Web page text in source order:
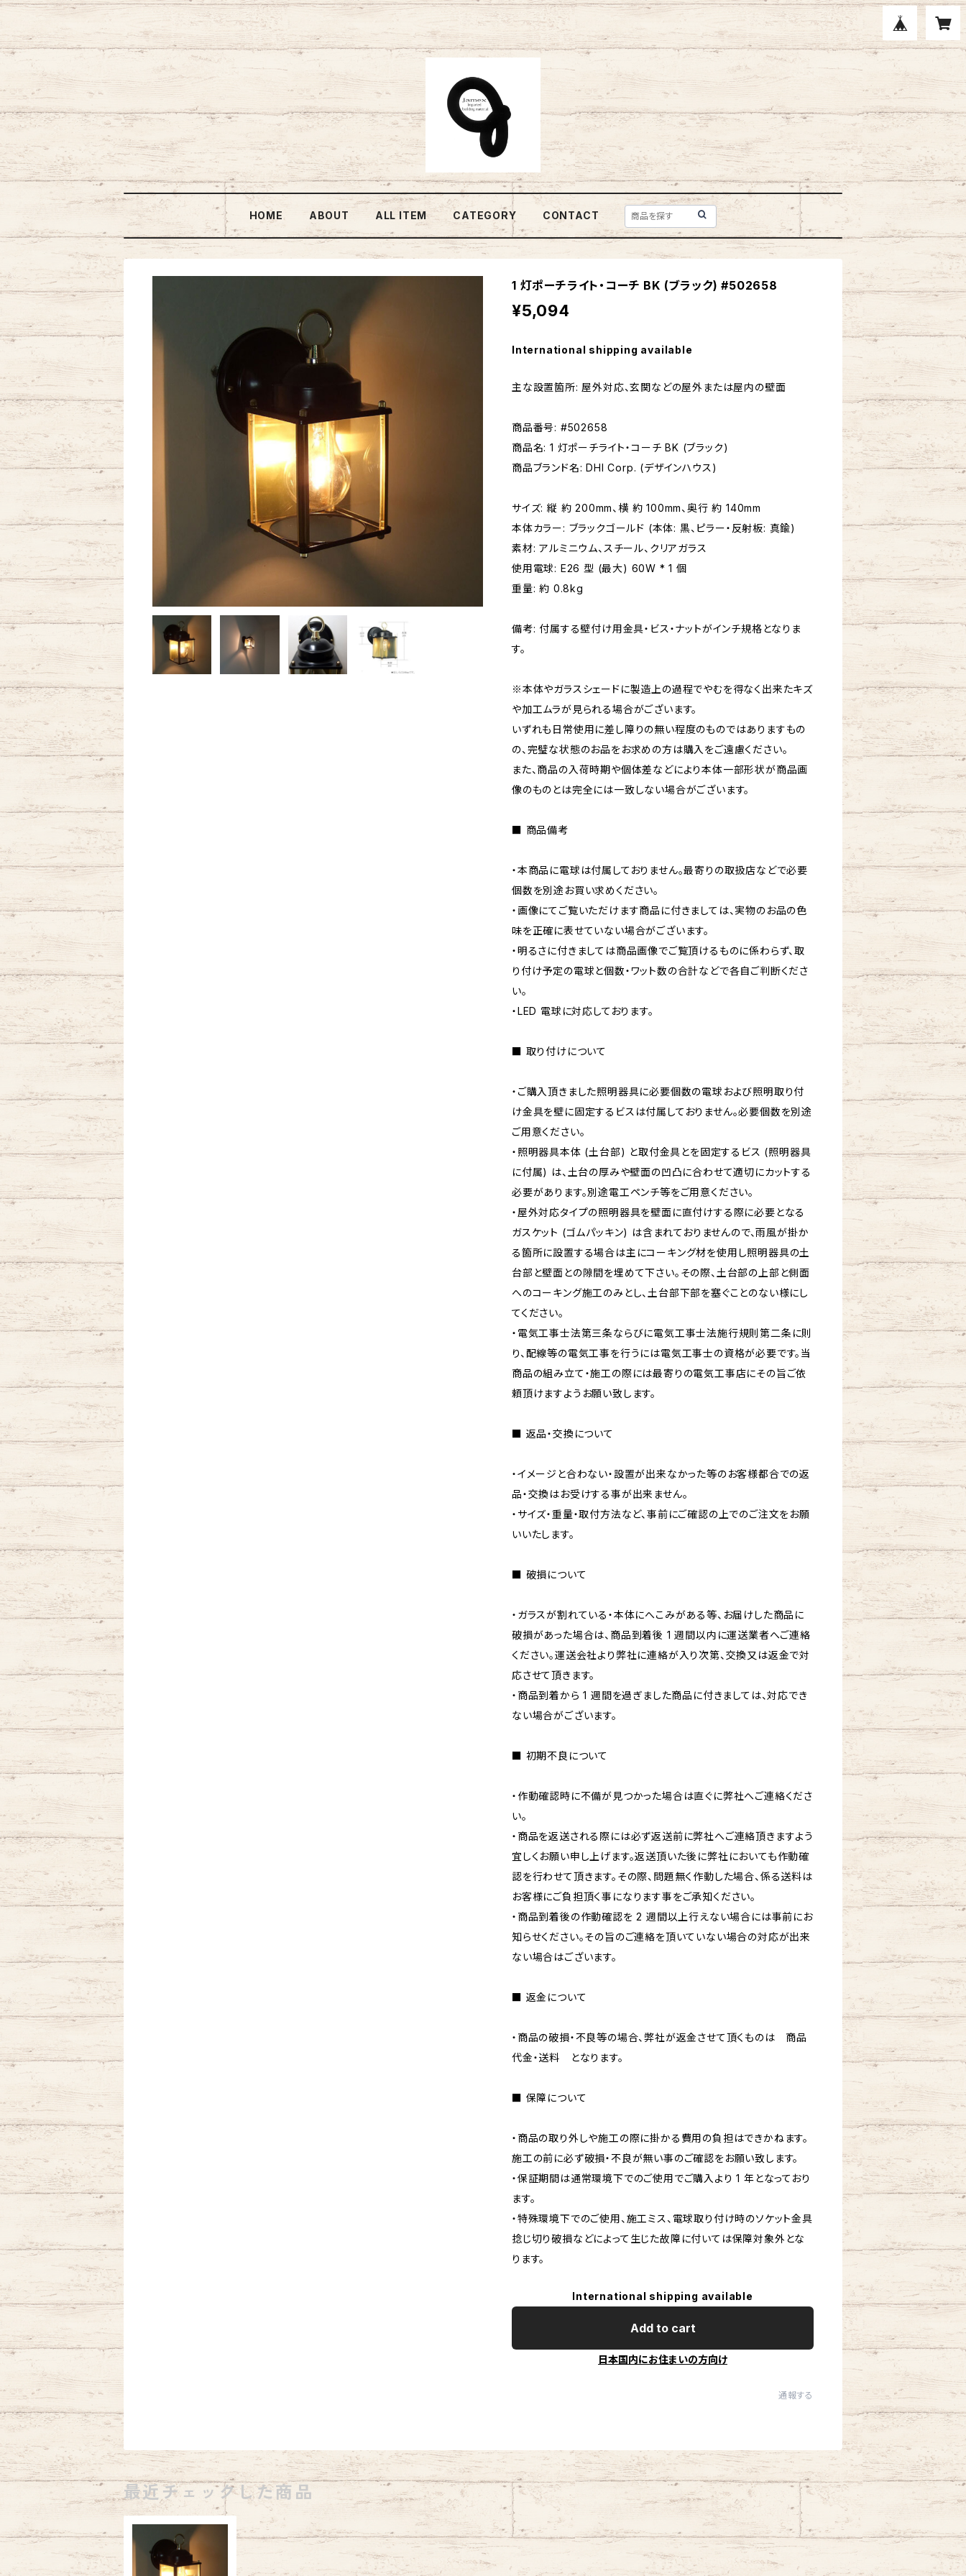
HOME ABOUT ALL ITEM CATEGORY CONTACT
1 灯ポーチライト・コーチ BK (ブラック) #502658
¥5,094
International shipping available
主な設置箇所: 屋外対応、玄関などの屋外または屋内の壁面
商品番号: #502658
商品名: 1 灯ポーチライト・コーチ BK (ブラック)
商品ブランド名: DHI Corp. (デザインハウス)
サイズ: 縦 約 200mm、横 約 100mm、奥行 約 140mm
本体カラー: ブラックゴールド (本体: 黒、ピラー・反射板: 真鍮)
素材: アルミニウム、スチール、クリアガラス
使用電球: E26 型 (最大) 60W * 1 個
重量: 約 0.8kg
備考: 付属する壁付け用金具・ビス・ナットがインチ規格となりま
す。
※本体やガラスシェードに製造上の過程でやむを得なく出来たキズ
や加工ムラが見られる場合がございます。
いずれも日常使用に差し障りの無い程度のものではありますもの
の、完璧な状態のお品をお求めの方は購入をご遠慮ください。
また、商品の入荷時期や個体差などにより本体一部形状が商品画
像のものとは完全には一致しない場合がございます。
■ 商品備考
・本商品に電球は付属しておりません。最寄りの取扱店などで必要
個数を別途お買い求めください。
・画像にてご覧いただけます商品に付きましては、実物のお品の色
味を正確に表せていない場合がございます。
・明るさに付きましては商品画像でご覧頂けるものに係わらず、取
り付け予定の電球と個数・ワット数の合計などで各自ご判断くださ
い。
・LED 電球に対応しております。
■ 取り付けについて
・ご購入頂きました照明器具に必要個数の電球および照明取り付
け金具を壁に固定するビスは付属しておりません。必要個数を別途
ご用意ください。
・照明器具本体 (土台部) と取付金具とを固定するビス (照明器具
に付属) は、土台の厚みや壁面の凹凸に合わせて適切にカットする
必要があります。別途電工ペンチ等をご用意ください。
・屋外対応タイプの照明器具を壁面に直付けする際に必要となる
ガスケット (ゴムパッキン) は含まれておりませんので、雨風が掛か
る箇所に設置する場合は主にコーキング材を使用し照明器具の土
台部と壁面との隙間を埋めて下さい。その際、土台部の上部と側面
へのコーキング施工のみとし、土台部下部を塞ぐことのない様にし
てください。
・電気工事士法第三条ならびに電気工事士法施行規則第二条に則
り、配線等の電気工事を行うには電気工事士の資格が必要です。当
商品の組み立て・施工の際には最寄りの電気工事店にその旨ご依
頼頂けますようお願い致します。
■ 返品・交換について
・イメージと合わない・設置が出来なかった等のお客様都合での返
品・交換はお受けする事が出来ません。
・サイズ・重量・取付方法など、事前にご確認の上でのご注文をお願
いいたします。
■ 破損について
・ガラスが割れている・本体にへこみがある等、お届けした商品に
破損があった場合は、商品到着後 1 週間以内に運送業者へご連絡
ください。運送会社より弊社に連絡が入り次第、交換又は返金で対
応させて頂きます。
・商品到着から 1 週間を過ぎました商品に付きましては、対応でき
ない場合がございます。
■ 初期不良について
・作動確認時に不備が見つかった場合は直ぐに弊社へご連絡くださ
い。
・商品を返送される際には必ず返送前に弊社へご連絡頂きますよう
宜しくお願い申し上げます。返送頂いた後に弊社においても作動確
認を行わせて頂きます。その際、問題無く作動した場合、係る送料は
お客様にご負担頂く事になります事をご承知ください。
・商品到着後の作動確認を 2 週間以上行えない場合には事前にお
知らせください。その旨のご連絡を頂いていない場合の対応が出来
ない場合はございます。
■ 返金について
・商品の破損・不良等の場合、弊社が返金させて頂くものは 商品
代金・送料 となります。
■ 保障について
・商品の取り外しや施工の際に掛かる費用の負担はできかねます。
施工の前に必ず破損・不良が無い事のご確認をお願い致します。
・保証期間は通常環境下でのご使用でご購入より 1 年となっており
ます。
・特殊環境下でのご使用、施工ミス、電球取り付け時のソケット金具
捻じ切り破損などによって生じた故障に付いては保障対象外とな
ります。
International shipping available
Add to cart
日本国内にお住まいの方向け
通報する
最近チェックした商品